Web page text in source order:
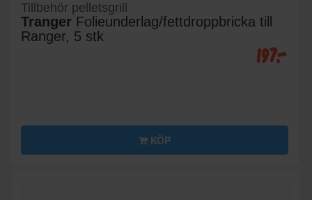
Tillbehör pelletsgrill
Tranger Folieunderlag/fettdroppbricka till
Ranger, 5 stk
197:-
KÖP